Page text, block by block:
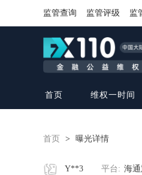
监管查询 监管评级 监
首页 维权一时间
首页 > 曝光详情
Y**3 平台: 海